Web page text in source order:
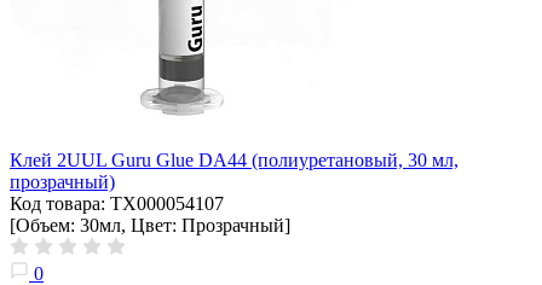
Клей 2UUL Guru Glue DA44 (полиуретановый, 30 мл,
прозрачный)
Код товара: ТХ000054107
[Объем: 30мл, Цвет: Прозрачный]
0